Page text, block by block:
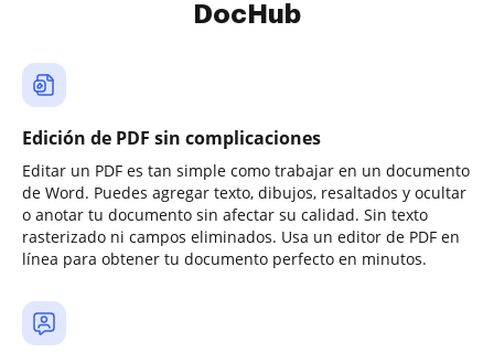
DocHub
Edición de PDF sin complicaciones
Editar un PDF es tan simple como trabajar en un documento
de Word. Puedes agregar texto, dibujos, resaltados y ocultar
o anotar tu documento sin afectar su calidad. Sin texto
rasterizado ni campos eliminados. Usa un editor de PDF en
línea para obtener tu documento perfecto en minutos.